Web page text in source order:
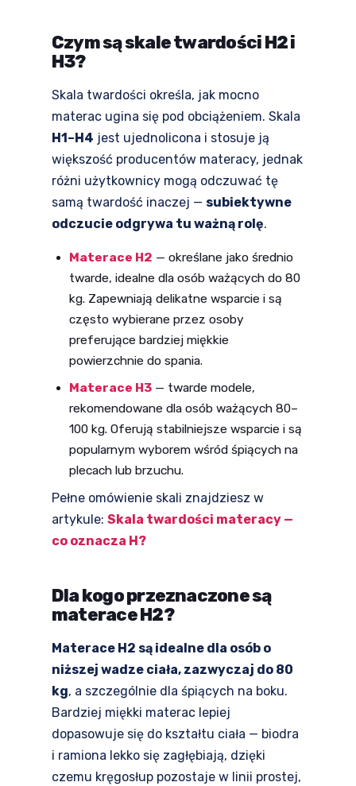
Czym są skale twardości H2 i
H3?
Skala twardości określa, jak mocno
materac ugina się pod obciążeniem. Skala
H1–H4 jest ujednolicona i stosuje ją
większość producentów materacy, jednak
różni użytkownicy mogą odczuwać tę
samą twardość inaczej — subiektywne
odczucie odgrywa tu ważną rolę.
Materace H2 — określane jako średnio
twarde, idealne dla osób ważących do 80
kg. Zapewniają delikatne wsparcie i są
często wybierane przez osoby
preferujące bardziej miękkie
powierzchnie do spania.
Materace H3 — twarde modele,
rekomendowane dla osób ważących 80–
100 kg. Oferują stabilniejsze wsparcie i są
popularnym wyborem wśród śpiących na
plecach lub brzuchu.
Pełne omówienie skali znajdziesz w
artykule: Skala twardości materacy —
co oznacza H?
Dla kogo przeznaczone są
materace H2?
Materace H2 są idealne dla osób o
niższej wadze ciała, zazwyczaj do 80
kg, a szczególnie dla śpiących na boku.
Bardziej miękki materac lepiej
dopasowuje się do kształtu ciała — biodra
i ramiona lekko się zagłębiają, dzięki
czemu kręgosłup pozostaje w linii prostej,